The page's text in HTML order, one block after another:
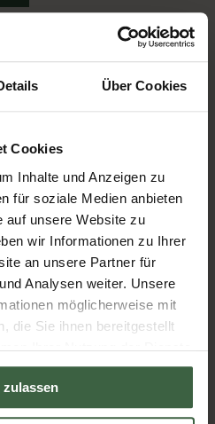
Über Cookies
Cookies
Inhalte und Anzeigen zu
für soziale Medien anbieten
auf unsere Website zu
wir Informationen zu Ihrer
an unsere Partner für
Analysen weiter. Unsere
möglicherweise mit
die Sie ihnen bereitgestellt
Ihrer Nutzung der Dienste
zulassen
von drei erwachsenen
Sport zu betreiben und
»